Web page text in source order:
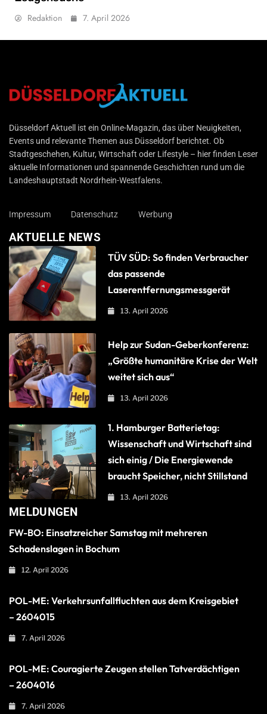
Redaktion 7. April 2026
Düsseldorf Aktuell
Düsseldorf Aktuell ist ein Online-Magazin, das über Neuigkeiten,
Events und relevante Themen aus Düsseldorf berichtet. Ob
Stadtgeschehen, Kultur, Wirtschaft oder Lifestyle – hier finden Leser
aktuelle Informationen und spannende Geschichten rund um die
Landeshauptstadt Nordrhein-Westfalens.
Impressum Datenschutz Werbung
AKTUELLE NEWS
TÜV SÜD: So finden Verbraucher
das passende
Laserentfernungsmessgerät
13. April 2026
Help zur Sudan-Geberkonferenz:
„Größte humanitäre Krise der Welt
weitet sich aus“
13. April 2026
1. Hamburger Batterietag:
Wissenschaft und Wirtschaft sind
sich einig / Die Energiewende
braucht Speicher, nicht Stillstand
13. April 2026
MELDUNGEN
FW-BO: Einsatzreicher Samstag mit mehreren
Schadenslagen in Bochum
12. April 2026
POL-ME: Verkehrsunfallfluchten aus dem Kreisgebiet
– 2604015
7. April 2026
POL-ME: Couragierte Zeugen stellen Tatverdächtigen
– 2604016
7. April 2026